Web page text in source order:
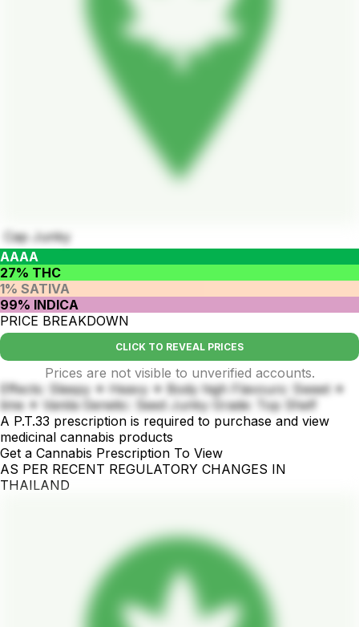
Cap Junky
AAAA
27% THC
1% SATIVA
99% INDICA
PRICE BREAKDOWN
CLICK TO REVEAL PRICES
Prices are not visible to unverified accounts.
Effects: Sleepy ✦ Heavy ✦ Body high Flavours: Sweet ✦
lime ✦ Vanila Genetic: Seed Junky Grade: Top Shelf
A P.T.33 prescription is required to purchase and view
medicinal cannabis products
Get a Cannabis Prescription To View
AS PER RECENT REGULATORY CHANGES IN
THAILAND